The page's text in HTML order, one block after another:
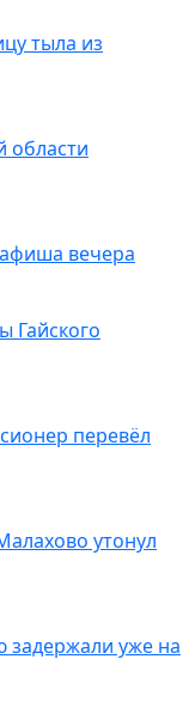
тыла из
области
афиша вечера
Гайского
перевёл
утонул
задержали уже на